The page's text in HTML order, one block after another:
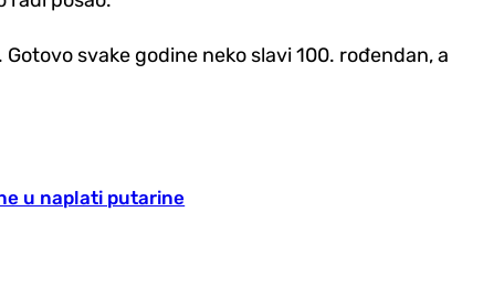
svake godine neko slavi 100. rođendan, a
u naplati putarine